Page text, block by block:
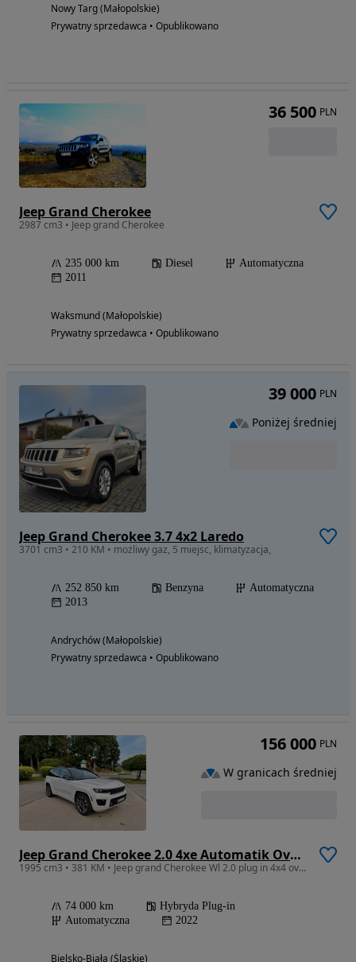
Nowy Targ (Małopolskie)
Prywatny sprzedawca • Opublikowano
Jeep Grand Cherokee
2987 cm3 • Jeep grand Cherokee
235 000 km Diesel
Automatyczna
2011
Waksmund (Małopolskie)
Prywatny sprzedawca • Opublikowano
36 500 PLN
Jeep Grand Cherokee 3.7 4x2 Laredo
3701 cm3 • 210 KM • możliwy gaz, 5 miejsc, klimatyzacja,
252 850 km Benzyna
Automatyczna
2013
Andrychów (Małopolskie)
Prywatny sprzedawca • Opublikowano
39 000 PLN
Poniżej średniej
Jeep Grand Cherokee 2.0 4xe Automatik Overland
1995 cm3 • 381 KM • Jeep grand Cherokee Wl 2.0 plug in 4x4 overland faktura marża leasing!
74 000 km
Hybryda Plug-in
Automatyczna
2022
Bielsko-Biała (Śląskie)
156 000 PLN
W granicach średniej